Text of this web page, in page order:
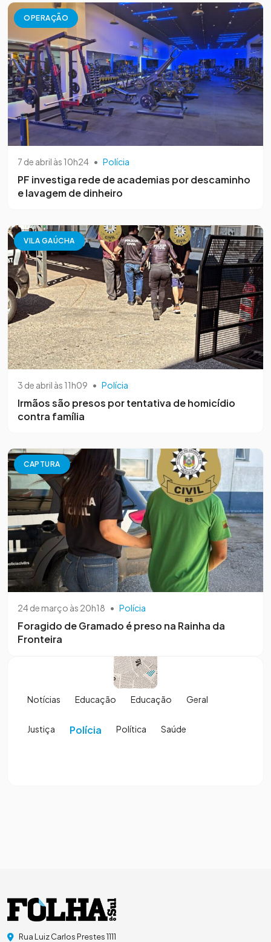
OPERAÇÃO
7 de abril às 10h24 • Polícia
PF investiga rede de academias por descaminho
e lavagem de dinheiro
VILA GAÚCHA
3 de abril às 11h09 • Polícia
Irmãos são presos por tentativa de homicídio
contra família
CAPTURA
24 de março às 20h18 • Polícia
Foragido de Gramado é preso na Rainha da
Fronteira
Notícias Educação Educação Geral
Justiça Polícia Política Saúde
Rua Luiz Carlos Prestes 1111